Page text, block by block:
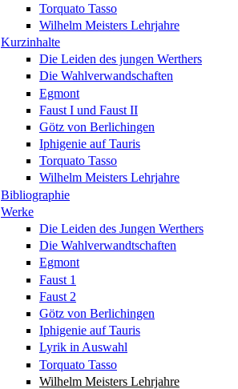
Torquato Tasso
Wilhelm Meisters Lehrjahre
Kurzinhalte
Die Leiden des jungen Werthers
Die Wahlverwandschaften
Egmont
Faust I und Faust II
Götz von Berlichingen
Iphigenie auf Tauris
Torquato Tasso
Wilhelm Meisters Lehrjahre
Bibliographie
Werke
Die Leiden des Jungen Werthers
Die Wahlverwandtschaften
Egmont
Faust 1
Faust 2
Götz von Berlichingen
Iphigenie auf Tauris
Lyrik in Auswahl
Torquato Tasso
Wilhelm Meisters Lehrjahre